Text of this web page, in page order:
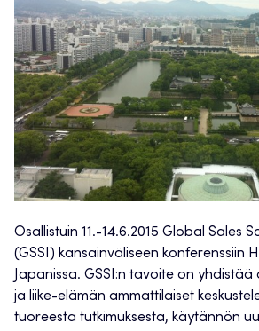
Osallistuin 11.-14.6.2015 Global Sales
(GSSI) kansainväliseen konferenssiin
Japanissa. GSSI:n tavoite on
ja liike-elämän ammattilaiset
tuoreesta tutkimuksesta, käytännön